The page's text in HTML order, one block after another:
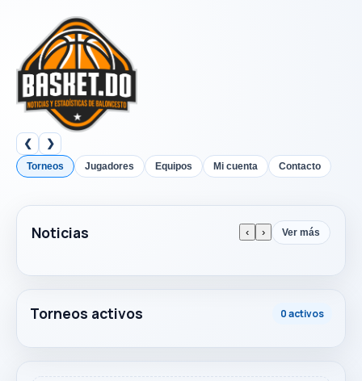
❮ ❯
Torneos Jugadores Equipos Mi cuenta Contacto
Noticias ‹ › Ver más
Torneos activos 0 activos